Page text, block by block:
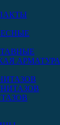
АРМАТУРА